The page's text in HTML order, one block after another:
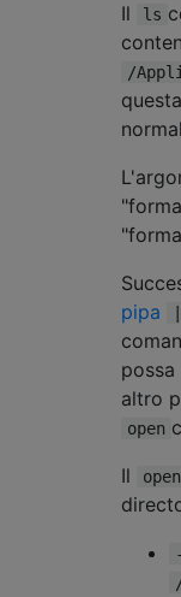
Il
ls
/
pipa
altro
open
Il
open